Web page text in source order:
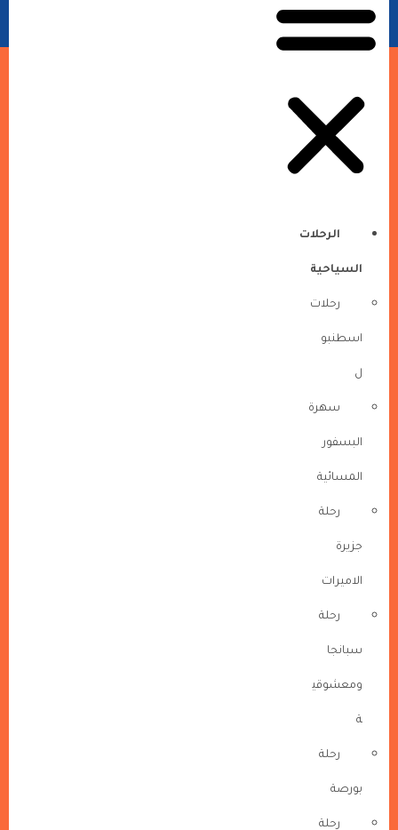
الرحلات
السياحية
رحلات
اسطنبو
ل
سهرة
البسفور
المسائية
رحلة
جزيرة
الاميرات
رحلة
سبانجا
ومعشوقي
ة
رحلة
بورصة
رحلة